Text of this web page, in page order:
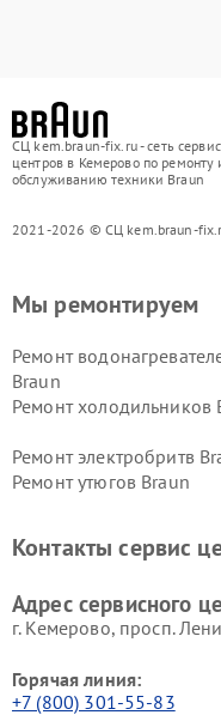
СЦ kem.braun-fix.ru - сеть
центров в Кемерово по ремонту
обслуживанию техники Braun
2021-2026 © СЦ kem.braun-
Мы ремонтируем
Ремонт
Braun
Ремонт холодильников
Ремонт электробритв
Ремонт утюгов Braun
Контакты сервис
Адрес сервисного
г. Кемерово, просп.
Горячая линия:
+7 (800) 301-55-83